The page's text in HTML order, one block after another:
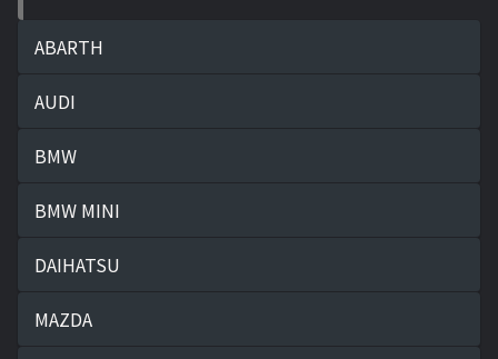
ABARTH
AUDI
BMW
BMW MINI
DAIHATSU
MAZDA